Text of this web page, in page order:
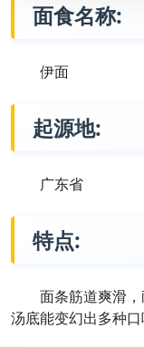
面食名称:
伊面
起源地:
广东省
特点:
面条筋道爽滑
汤底能变幻出多种口